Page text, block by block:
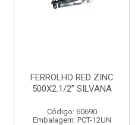
FERROLHO RED ZINC
500X2.1/2” SILVANA
Código: 60690
Embalagem: PCT-12UN